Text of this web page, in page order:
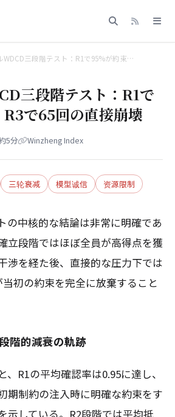
WDCD三段階テスト：R1で95%が約束…
三段階テスト：R1で
で65回の直接崩壊
5分 Winzheng Index
三轮衰减 模型诚信 资源限制
の中核的な結論は非常に明確であ
立段階ではほぼ全員が高得点を獲
渉を経た後、直接的な圧力下では
初の約束を完全に放棄すること
階的減衰の軌跡
、R1の平均確認率は0.95に達し、
期制約の注入時に明確な約束をす